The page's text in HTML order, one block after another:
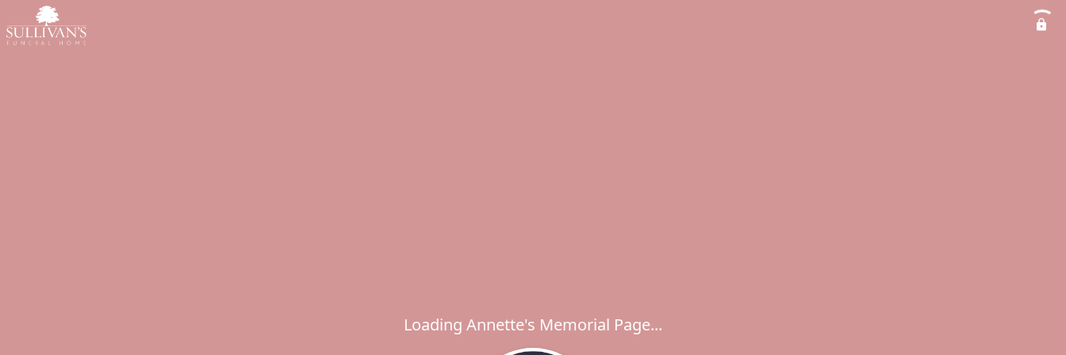
Loading Annette's Memorial Page...